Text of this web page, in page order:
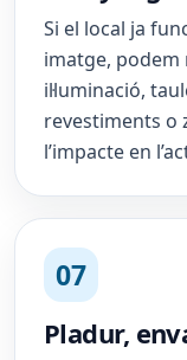
Si el local ja
imatge,
il·luminació,
revestiments o
l’impacte en
07
Pladur,